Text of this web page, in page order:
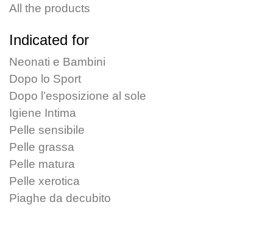
All the products
Indicated for
Neonati e Bambini
Dopo lo Sport
Dopo l’esposizione al sole
Igiene Intima
Pelle sensibile
Pelle grassa
Pelle matura
Pelle xerotica
Piaghe da decubito